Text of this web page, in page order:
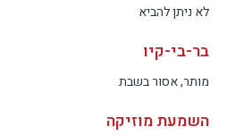
למה לבחור ב-בלאק
סוויטה לזוגות בלבד עם בריכת
לא ניתן להביא
בר-בי-קיו
מותר, אסור בשבת
השמעת מוזיקה